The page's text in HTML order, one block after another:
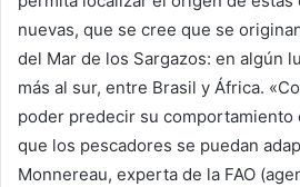
nuevas, que se cree que se
del Mar de los Sargazos: en algún
más al sur, entre Brasil y África.
poder predecir su comportamiento
que los pescadores se puedan
Monnereau, experta de la FAO